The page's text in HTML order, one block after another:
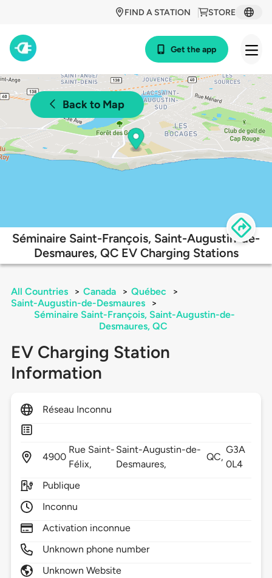
STORE
FIND A STATION
Get the app
Back to Map
Séminaire Saint-François, Saint-Augustin-de-
Desmaures, QC EV Charging Stations
All Countries > Canada > Québec
>
Saint-Augustin-de-Desmaures
>
Séminaire Saint-François, Saint-Augustin-de-
Desmaures, QC
EV Charging Station
Information
Réseau Inconnu
4900
Rue Saint-
Félix,
Saint-Augustin-de-
Desmaures,
QC,
G3A
0L4
Publique
Inconnu
Activation inconnue
Unknown phone number
Unknown Website